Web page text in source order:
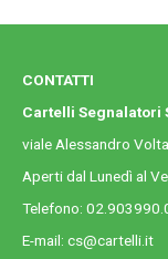
CONTATTI
Cartelli Segnalatori
viale Alessandro
Aperti dal Lunedì al
Telefono:
E-mail: cs@cartelli.it